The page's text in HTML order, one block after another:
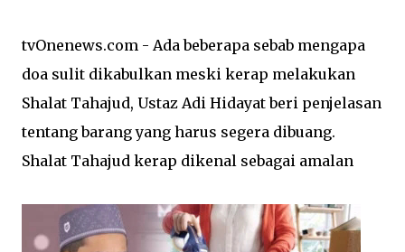
tvOnenews.com - Ada beberapa sebab mengapa
doa sulit dikabulkan meski kerap melakukan
Shalat Tahajud, Ustaz Adi Hidayat beri penjelasan
tentang barang yang harus segera dibuang.
Shalat Tahajud kerap dikenal sebagai amalan